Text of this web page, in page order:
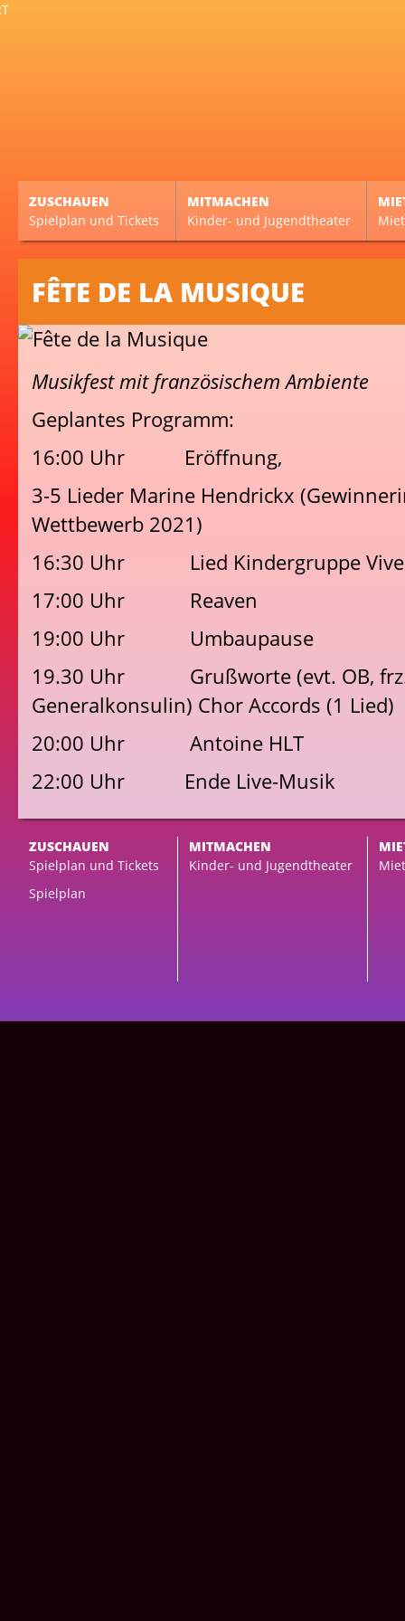
ZUSCHAUEN
Spielplan und Tickets
MITMACHEN
Kinder- und Jugendtheater
FÊTE DE LA MUSIQUE
Musikfest mit französischem Ambiente
Geplantes Programm:
16:00 Uhr Eröffnung,
3-5 Lieder Marine Hendrickx
Wettbewerb 2021)
16:30 Uhr Lied Kindergruppe Vive
17:00 Uhr Reaven
19:00 Uhr Umbaupause
19.30 Uhr Grußworte (evt. OB,
Generalkonsulin) Chor Accords (1 Lied)
20:00 Uhr Antoine HLT
22:00 Uhr Ende Live-Musik
ZUSCHAUEN
Spielplan und Tickets
Spielplan
MITMACHEN
Kinder- und Jugendtheater